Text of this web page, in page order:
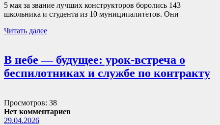
5 мая за звание лучших конструкторов боролись 143
школьника и студента из 10 муниципалитетов. Они
Читать далее
В небе — будущее: урок-встреча о
беспилотниках и службе по контракту
Просмотров: 38
Нет комментариев
29.04.2026